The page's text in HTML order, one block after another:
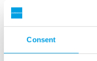
Consent